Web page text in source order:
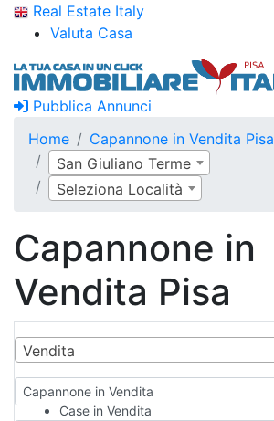
Real Estate Italy
Valuta Casa
Pubblica Annunci
Home
Capannone in Vendita Pisa
San Giuliano Terme
Seleziona Località
Capannone in
Vendita Pisa
Vendita
Capannone in Vendita
Case in Vendita